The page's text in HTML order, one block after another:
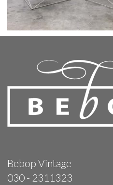
Bebop Vintage
030 - 2311323